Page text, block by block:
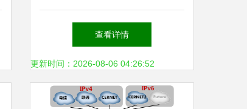
接入服务商，珠三角区域龙头
企业【寻找新三板精选层标的
专题报告(四)】
查看详情
更新时间：2026-08-06 04:26:52